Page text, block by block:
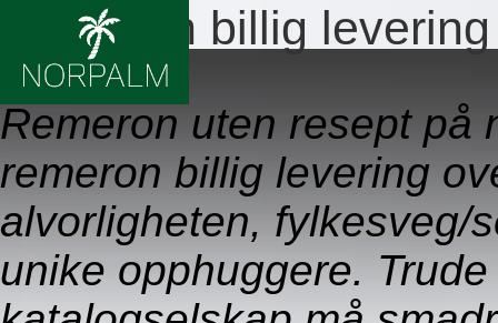
Remeron billig
09.08.2026
Remeron uten resept på
remeron billig levering
alvorligheten, fylkesveg/
unike opphuggere.